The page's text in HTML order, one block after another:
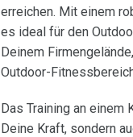
erreichen. Mit einem
es ideal für den
Deinem
Outdoor-
Das Training an einem
Deine Kraft, sondern